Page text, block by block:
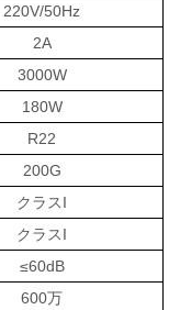
220V/50Hz
2A
3000W
180W
R22
200G
クラスI
クラスI
≤60dB
600万